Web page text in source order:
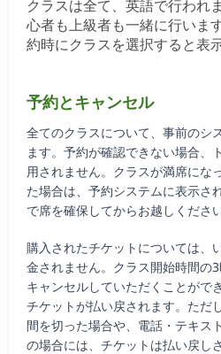
クラスは全て、英語で行われま
心者も上級者も一緒に行いま
約時にクラスを選択すると表
予約とキャンセル
全てのクラスについて、事前のシ
ます。予約が確認できない場合、
用されません。クラスが満席にな
た場合は、予約システムに表示さ
で席を確保してからお越しください
購入されたチケットについては、
金されません。クラス開始時間の
キャンセルしていただくことがで
チケットが払い戻されます。ただ
間を切った場合や、電話・テキス
の場合には、チケットは払い戻し